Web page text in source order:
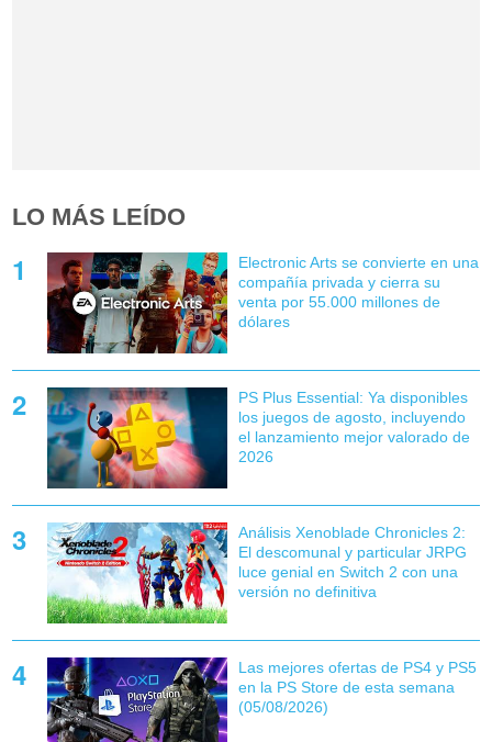
LO MÁS LEÍDO
Electronic Arts se convierte en una
compañía privada y cierra su
venta por 55.000 millones de
dólares
PS Plus Essential: Ya disponibles
los juegos de agosto, incluyendo
el lanzamiento mejor valorado de
2026
Análisis Xenoblade Chronicles 2:
El descomunal y particular JRPG
luce genial en Switch 2 con una
versión no definitiva
Las mejores ofertas de PS4 y PS5
en la PS Store de esta semana
(05/08/2026)